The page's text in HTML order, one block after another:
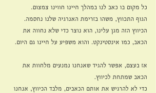
כל מקום בו כאב לנו במהלך חיינו חווינו צמצום.
הגוף התכווץ, משהו בזרימת האנרגיה שלנו נחסמה.
הכיווץ הזה מגן עלינו, הוא נוצר כדי שלא נחווה את
הכאב, כמו אינסטינקט. והוא משפיע על חיינו גם היום.
אז בעצם, אפשר להגיד שאנחנו נמנעים מלחוות את
הכאב שמתחת לכיווץ.
כדי לא להרגיש את אותם הכאבים, מלבד הכיווץ, אנחנו